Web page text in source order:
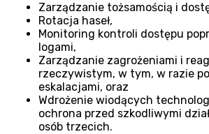
Zarządzanie tożsamością i
Rotacja haseł,
Monitoring kontroli dostępu
logami,
Zarządzanie zagrożeniami i
rzeczywistym, w tym, w razie
eskalacjami, oraz
Wdrożenie wiodących
ochrona przed szkodliwymi
osób trzecich.